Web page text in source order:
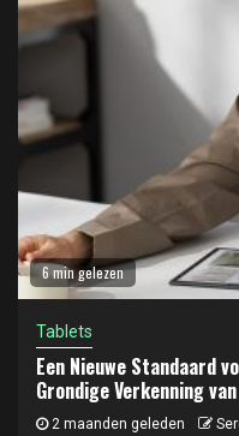
6 min gelezen
Tablets
Een Nieuwe Standaard
Grondige Verkenning
2 maanden geleden